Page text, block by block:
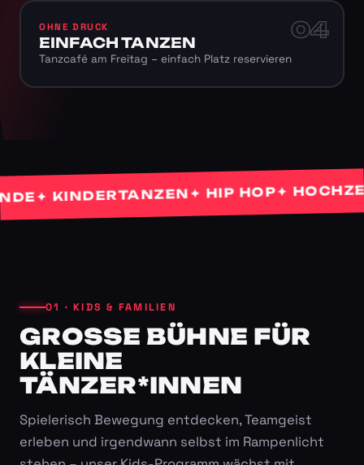
04
OHNE DRUCK
EINFACH TANZEN
Tanzcafé am Freitag – einfach Platz reservieren
KINDERTANZEN✦ HIP HOP✦
01 · KIDS & FAMILIEN
GROSSE BÜHNE FÜR K
LEINE T
ÄNZER*INNEN
Spielerisch Bewegung entdecken, Teamgeist
erleben und irgendwann selbst im Rampenlicht